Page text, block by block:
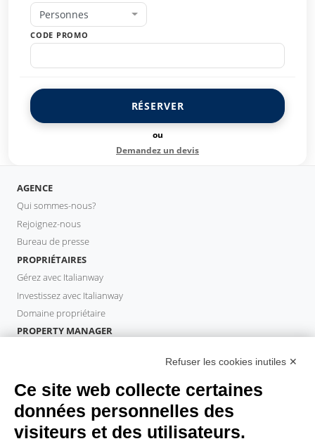
Personnes
CODE PROMO
RÉSERVER
ou
Demandez un devis
AGENCE
Qui sommes-nous?
Rejoignez-nous
Bureau de presse
PROPRIÉTAIRES
Gérez avec Italianway
Investissez avec Italianway
Domaine propriétaire
PROPERTY MANAGER
INVITÉS
Réservez un séjour
Séjour longue durée
Expériences pour les clients
Refuser les cookies inutiles ✕
Ce site web collecte certaines
données personnelles des
visiteurs et des utilisateurs.